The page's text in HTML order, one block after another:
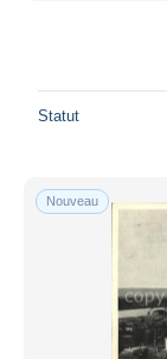
Statut
Nouveau